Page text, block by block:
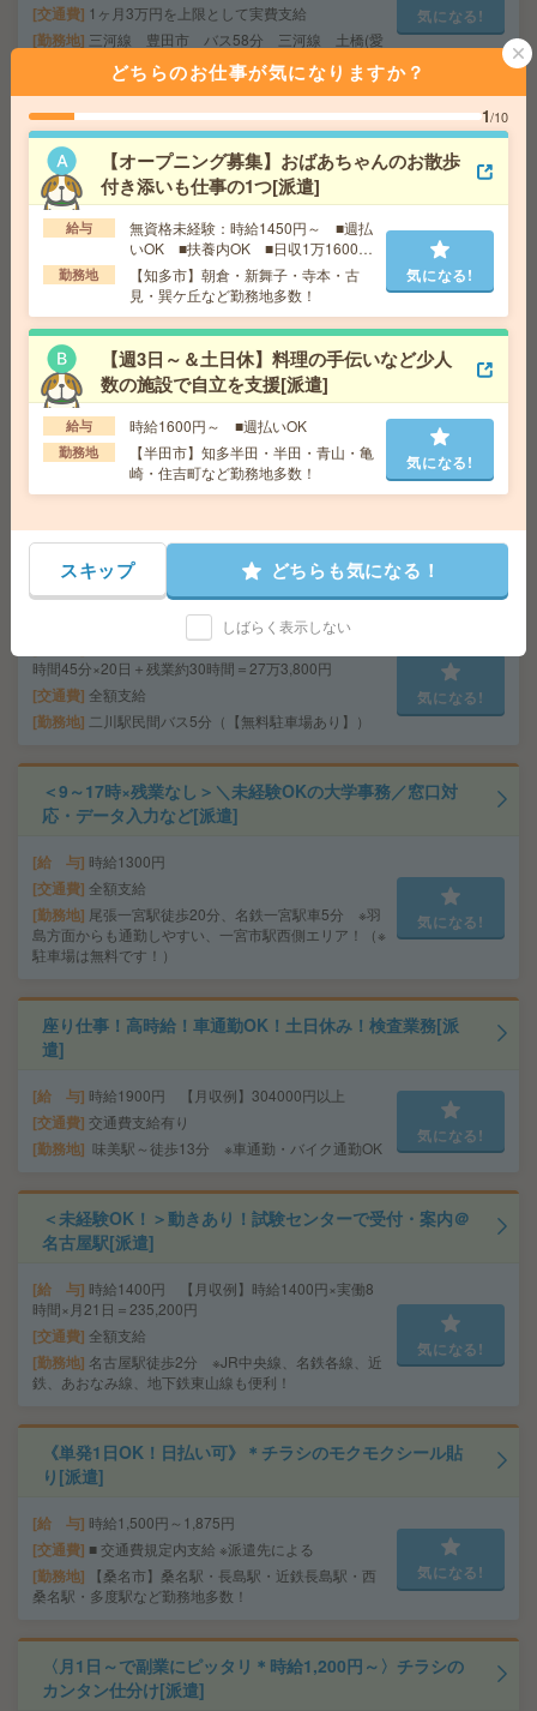
交通費 1ヶ月3万円を上限として実費支給
勤務地 三河線 豊田市 バス58分 三河線 土橋(愛
知県) バス75分 ※車通勤可能
気になる!
週4日＊10-15時の時短勤務！時給1500円以上！非営利団
体で事務アシスタント[派遣]
給 与
時給1500円～1600円＋交 【月収例】120,0
00円～ ■給与の前払いが可能な速払いサービスあり
交通費支給あり
勤務地 愛知県名古屋市中区 中央本線（東海） 金山
（愛知）駅徒歩6分
気になる!
時給1550円＊【こつこつデータの取りまとめ業務】超大
手で事務サポ＠高浜市[派遣]
給 与 時給1550円 月収例 248,000円
交通費 全額支給
吉浜駅車5分、刈谷駅車17分 ※刈谷・安城・
気になる!
＜繁忙増員×6名の大募集＞スピード結果！未経験OKの軽
作業[派遣]
時給1430円～1450円 【月収例】1430円×7
時間45分×20日＋残業約30時間＝27万3,800円
交通費 全額支給
勤務地 二川駅民間バス5分（【無料駐車場あり】）
気になる!
＜9～17時×残業なし＞＼未経験OKの大学事務／窓口対
応・データ入力など[派遣]
給 与 時給1300円
交通費 全額支給
勤務地 尾張一宮駅徒歩20分、名鉄一宮駅車5分 ※羽
島方面からも通勤しやすい、一宮市駅西側エリア！（※
駐車場は無料です！）
気になる!
座り仕事！高時給！車通勤OK！土日休み！検査業務[派
遣]
給 与 時給1900円 【月収例】304000円以上
交通費 交通費支給有り
勤務地 味美駅～徒歩13分 ※車通勤・バイク通勤OK
気になる!
＜未経験OK！＞動きあり！試験センターで受付・案内＠
名古屋駅[派遣]
給 与 時給1400円 【月収例】時給1400円×実働8
時間×月21日＝235,200円
交通費 全額支給
勤務地 名古屋駅徒歩2分 ※JR中央線、名鉄各線、近
鉄、あおなみ線、地下鉄東山線も便利！
気になる!
《単発1日OK！日払い可》＊チラシのモクモクシール貼
り[派遣]
給 与 時給1,500円～1,875円
交通費 ■ 交通費規定内支給 ※派遣先による
勤務地
【桑名市】桑名駅・長島駅・近鉄長島駅・西
桑名駅・多度駅など勤務地多数！
気になる!
〈月1日～で副業にピッタリ＊時給1,200円～〉チラシの
カンタン仕分け[派遣]
どちらのお仕事が気になりますか？
1/10
【オープニング募集】おばあちゃんのお散歩
付き添いも仕事の1つ[派遣]
給与
無資格未経験：時給1450円～ ■週払
いOK ■扶養内OK ■日収1万1600円
以上
勤務地
【知多市】朝倉・新舞子・寺本・古
見・巽ケ丘など勤務地多数！
気になる!
【週3日～＆土日休】料理の手伝いなど少人
数の施設で自立を支援[派遣]
給与 時給1600円～ ■週払いOK
勤務地
【半田市】知多半田・半田・青山・亀
崎・住吉町など勤務地多数！
気になる!
スキップ どちらも気になる！
しばらく表示しない